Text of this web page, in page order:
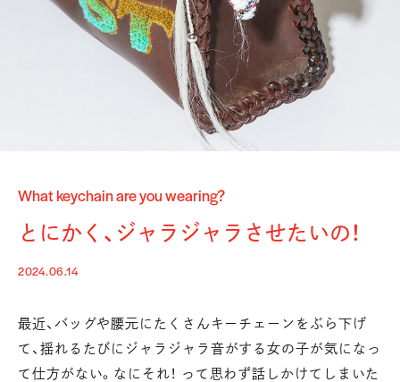
What keychain are you wearing?
とにかく、ジャラジャラさせたいの！
2024.06.14
最近、バッグや腰元にたくさんキーチェーンをぶら下げ
て、 揺れるたびにジャラジャラ音がする女の子が気になっ
て仕方がない。 なにそれ！ って思わず話しかけてしまいた